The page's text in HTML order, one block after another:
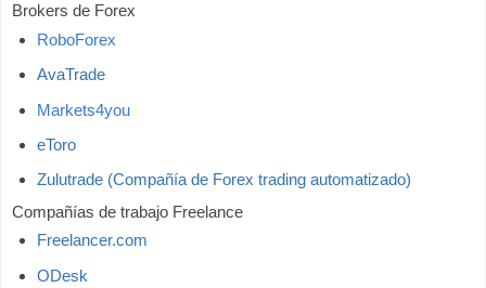
Brokers de Forex
RoboForex
AvaTrade
Markets4you
eToro
Zulutrade (Compañía de Forex trading automatizado)
Compañías de trabajo Freelance
Freelancer.com
ODesk